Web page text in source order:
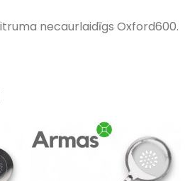
necaurlaidīgs Oxford600.